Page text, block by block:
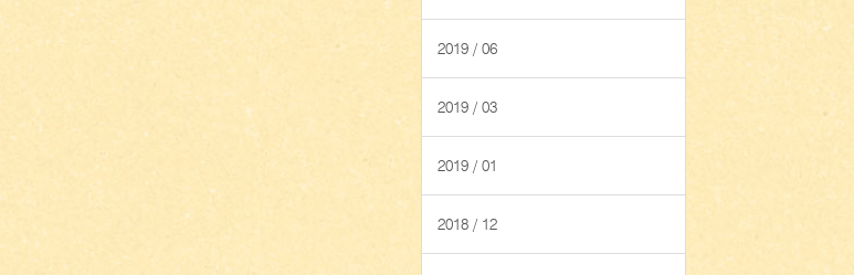
2019 / 06
2019 / 03
2019 / 01
2018 / 12